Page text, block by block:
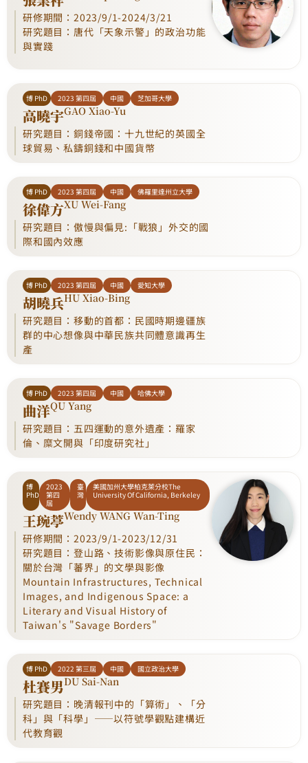
研修期間：2023/9/1-2024/3/21
研究題目：唐代「天象示警」的政治功能
與實踐
博 PhD 2023 第四屆 中國 芝加哥大學
高曉宇GAO Xiao-Yu
研究題目：銅錢帝國：十九世紀的英國全
球貿易、私鑄銅錢和中國貨幣
博 PhD 2023 第四屆 中國 佛羅里達州立大學
徐偉方XU Wei-Fang
研究題目：傲慢與偏見:「戰狼」外交的國
際和國內效應
博 PhD 2023 第四屆 中國 愛知大學
胡曉兵HU Xiao-Bing
研究題目：移動的首都：民國時期邊疆族
群的中心想像與中華民族共同體意識再生
產
博 PhD 2023 第四屆 中國 哈佛大學
曲洋QU Yang
研究題目：五四運動的意外遺產：羅家
倫、糜文開與「印度研究社」
博
PhD
2023
第四
屆
臺
灣
美國加州大學柏克萊分校The
University Of California, Berkeley
王琬葶Wendy WANG Wan-Ting
研修期間：2023/9/1-2023/12/31
研究題目：登山路、技術影像與原住民：
關於台灣「蕃界」的文學與影像
Mountain Infrastructures, Technical
Images, and Indigenous Space: a
Literary and Visual History of
Taiwan's "Savage Borders"
博 PhD 2022 第三屆 中國 國立政治大學
杜賽男DU Sai-Nan
研究題目：晚清報刊中的「算術」、「分
科」與「科學」——以符號學觀點建構近
代教育觀